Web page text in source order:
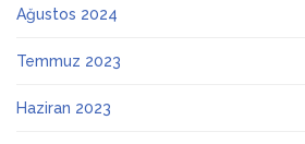
Ağustos 2024
Temmuz 2023
Haziran 2023